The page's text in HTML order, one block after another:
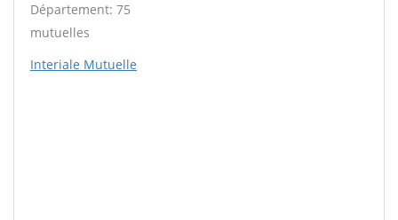
Département: 75
mutuelles
Interiale Mutuelle